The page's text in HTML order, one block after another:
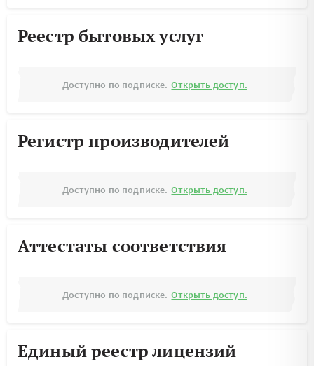
Реестр бытовых услуг
Доступно по подписке. Открыть доступ.
Регистр производителей
Доступно по подписке. Открыть доступ.
Аттестаты соответствия
Доступно по подписке. Открыть доступ.
Единый реестр лицензий